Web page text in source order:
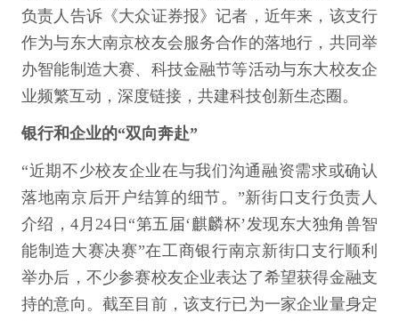
负责人告诉《大众证券报》记者，近年来，该支行
作为与东大南京校友会服务合作的落地行，共同举
办智能制造大赛、科技金融节等活动与东大校友企
业频繁互动，深度链接，共建科技创新生态圈。
银行和企业的“双向奔赴”
“近期不少校友企业在与我们沟通融资需求或确认
落地南京后开户结算的细节。”新街口支行负责人
介绍，4月24日“第五届‘麒麟杯’发现东大独角兽智
能制造大赛决赛”在工商银行南京新街口支行顺利
举办后，不少参赛校友企业表达了希望获得金融支
持的意向。截至目前，该支行已为一家企业量身定